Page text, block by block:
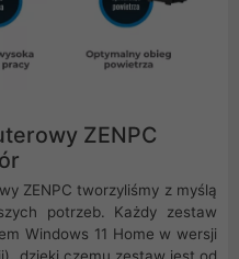
ZENPC
ZENPC tworzyliśmy z myślą
potrzeb. Każdy zestaw
Windows 11 Home w wersji